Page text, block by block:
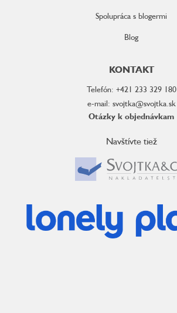
Spolupráca s blogermi
Blog
KONTAKT
Telefón: +421 233 329 180
e-mail: svojtka@svojtka.sk
Otázky k objednávkam
Navštívte tiež